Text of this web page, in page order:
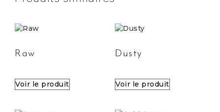
Raw
Voir le produit
Dusty
Voir le produit